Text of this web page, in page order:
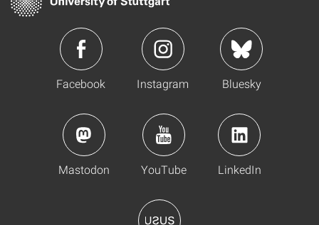
Facebook Instagram Bluesky
Mastodon YouTube LinkedIn